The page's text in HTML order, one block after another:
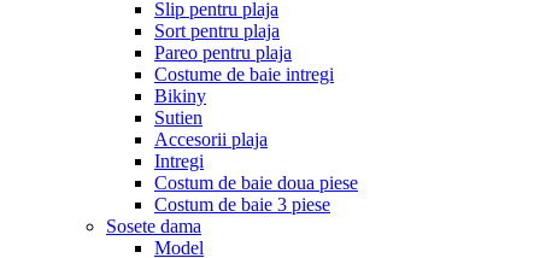
Slip pentru plaja
Sort pentru plaja
Pareo pentru plaja
Costume de baie intregi
Bikiny
Sutien
Accesorii plaja
Intregi
Costum de baie doua piese
Costum de baie 3 piese
Sosete dama
Model